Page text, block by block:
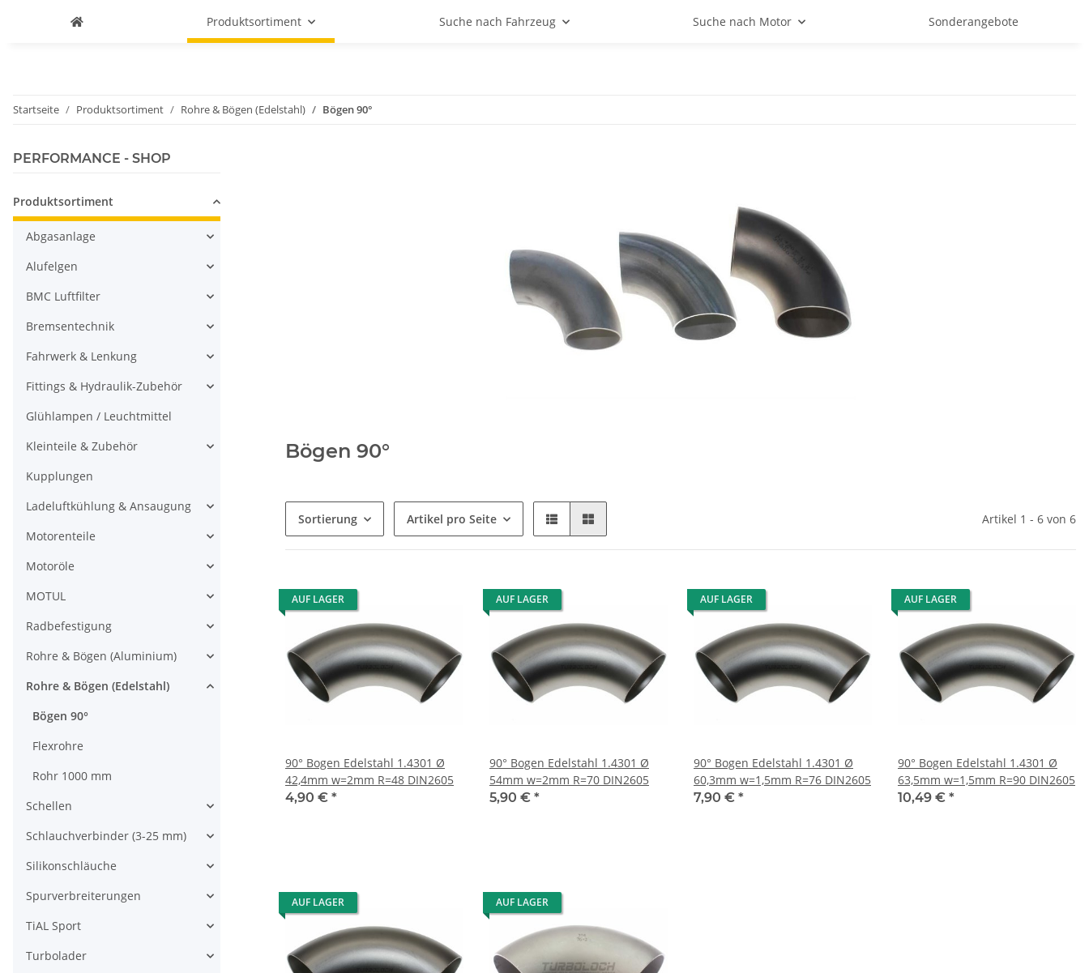
Produktsortiment Suche nach Fahrzeug Suche nach Motor Sonderangebote
Startseite Produktsortiment Rohre & Bögen (Edelstahl) Bögen 90°
Bögen 90°
Sortierung Artikel pro Seite Artikel 1 - 6 von 6
AUF LAGER
90° Bogen Edelstahl 1.4301 Ø
42,4mm w=2mm R=48 DIN2605
4,90 € *
AUF LAGER
90° Bogen Edelstahl 1.4301 Ø
54mm w=2mm R=70 DIN2605
5,90 € *
AUF LAGER
90° Bogen Edelstahl 1.4301 Ø
60,3mm w=1,5mm R=76 DIN2605
7,90 € *
AUF LAGER
90° Bogen Edelstahl 1.4301 Ø
63,5mm w=1,5mm R=90 DIN2605
10,49 € *
AUF LAGER AUF LAGER
PERFORMANCE - SHOP
Produktsortiment
Abgasanlage
Alufelgen
BMC Luftfilter
Bremsentechnik
Fahrwerk & Lenkung
Fittings & Hydraulik-Zubehör
Glühlampen / Leuchtmittel
Kleinteile & Zubehör
Kupplungen
Ladeluftkühlung & Ansaugung
Motorenteile
Motoröle
MOTUL
Radbefestigung
Rohre & Bögen (Aluminium)
Rohre & Bögen (Edelstahl)
Bögen 90°
Flexrohre
Rohr 1000 mm
Schellen
Schlauchverbinder (3-25 mm)
Silikonschläuche
Spurverbreiterungen
TiAL Sport
Turbolader